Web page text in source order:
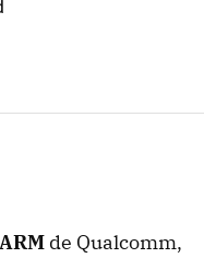
MAIL
ARM de Qualcomm,